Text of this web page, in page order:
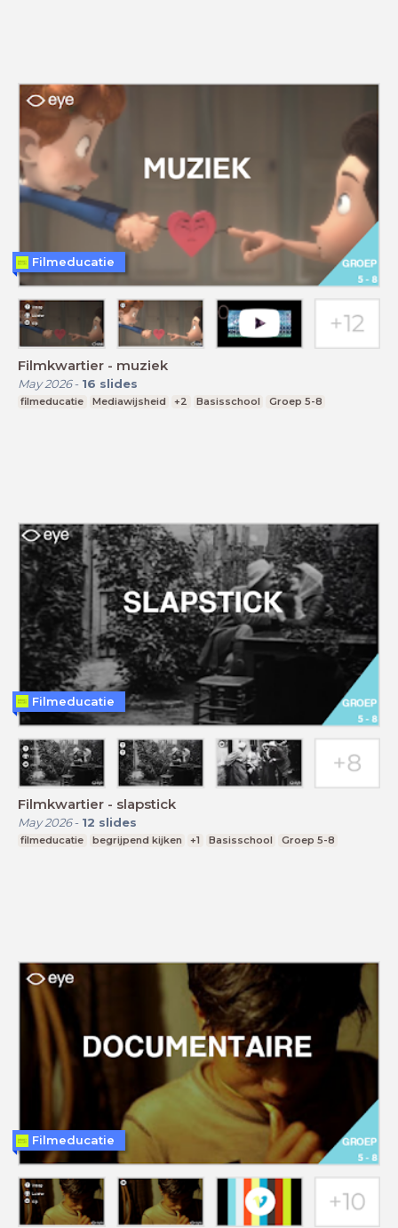
Filmkwartier - muziek
May 2026- 16 slides
filmeducatie Mediawijsheid +2 Basisschool Groep 5-8
Filmeducatie
Filmkwartier - slapstick
May 2026- 12 slides
filmeducatie begrijpend kijken +1 Basisschool Groep 5-8
Filmeducatie
Filmeducatie